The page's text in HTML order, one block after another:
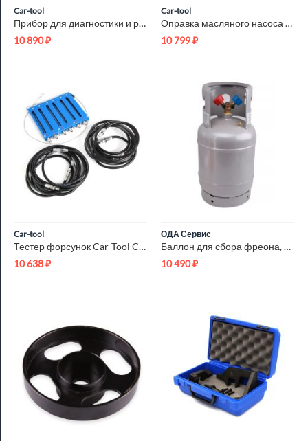
Car-tool
Прибор для диагностики и регулировки дизельных форсунок Car-T...
10 890₽
Car-tool
Оправка масляного насоса АКПП A4AF3 Car-Tool CT-R037
10 799₽
Car-tool
Тестер форсунок Car-Tool CT-Z023
10 638₽
ОДА Сервис
Баллон для сбора фреона, с вентилем, 12,5 л. ОДА Сервис ODA-3...
10 490₽